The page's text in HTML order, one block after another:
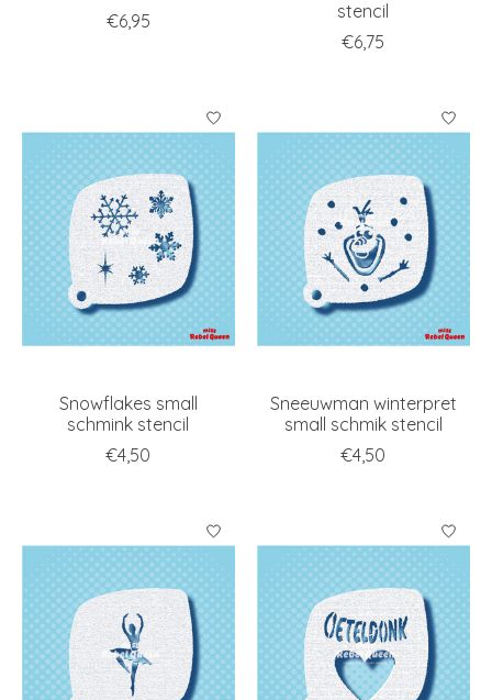
€6,95
stencil
€6,75
Snowflakes small
schmink stencil
€4,50
Sneeuwman winterpret
small schmik stencil
€4,50